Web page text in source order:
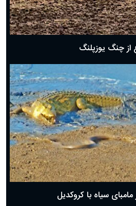
از چنگ یوزپلنگ
مامبای سیاه با کروکدیل